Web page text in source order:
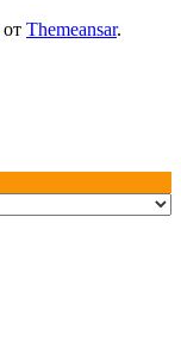
от Themeansar.